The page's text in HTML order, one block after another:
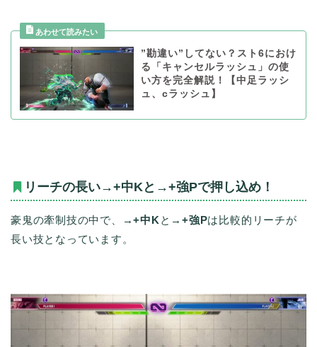
”勘違い”してない？スト6におけ
る「キャンセルラッシュ」の使
い方を完全解説！【中足ラッシ
ュ、cラッシュ】
リーチの長い→+中Kと→+強Pで押し込め！
豪鬼の牽制技の中で、 →+中K と →+強Pは比較的リーチが
長い技となっています。